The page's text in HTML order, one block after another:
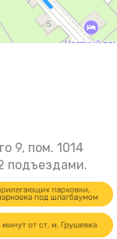
9, пом. 1014
подъездами.